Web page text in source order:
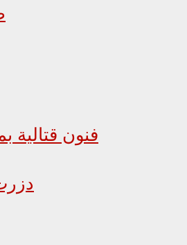
فنون قتالية